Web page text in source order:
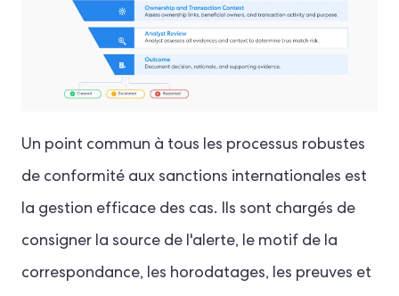
Un point commun à tous les processus robustes
de conformité aux sanctions internationales est
la gestion efficace des cas. Ils sont chargés de
consigner la source de l'alerte, le motif de la
correspondance, les horodatages, les preuves et